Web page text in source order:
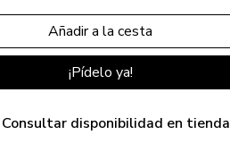
¡Pídelo ya!
Consultar disponibilidad en tienda